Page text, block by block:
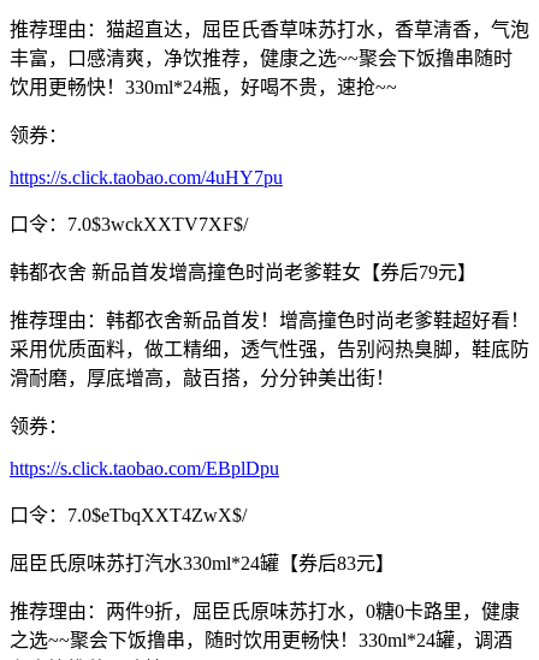
推荐理由：猫超直达，屈臣氏香草味苏打水，香草清香，气泡
丰富，口感清爽，净饮推荐，健康之选~~聚会下饭撸串随时
饮用更畅快！330ml*24瓶，好喝不贵，速抢~~
领券：
https://s.click.taobao.com/4uHY7pu
口令：7.0$3wckXXTV7XF$/
韩都衣舍 新品首发增高撞色时尚老爹鞋女【券后79元】
推荐理由：韩都衣舍新品首发！增高撞色时尚老爹鞋超好看！
采用优质面料，做工精细，透气性强，告别闷热臭脚，鞋底防
滑耐磨，厚底增高，敲百搭，分分钟美出街！
领券：
https://s.click.taobao.com/EBplDpu
口令：7.0$eTbqXXT4ZwX$/
屈臣氏原味苏打汽水330ml*24罐【券后83元】
推荐理由：两件9折，屈臣氏原味苏打水，0糖0卡路里，健康
之选~~聚会下饭撸串，随时饮用更畅快！330ml*24罐，调酒